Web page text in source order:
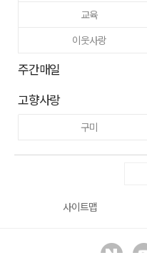
교육
이웃사랑
주간매일
고향사랑
구미
사이트맵